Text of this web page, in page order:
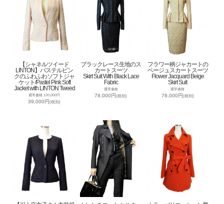
【シャネルツイード
LINTON】パステルピン
クのふわふわソフトジャ
ケット/Pastel Pink Soft
Jacket with LINTON Tweed
通常価格 120,000円
39,000円(税別)
ブラックレース生地のス
カートスーツ
Skirt Suit With Black Lace
Fabric
通常価格
78,000円(税別)
フラワー柄ジャカートの
ベージュスカートスーツ
Flower Jacquard Beige
Skirt Suit
通常価格
78,000円(税別)